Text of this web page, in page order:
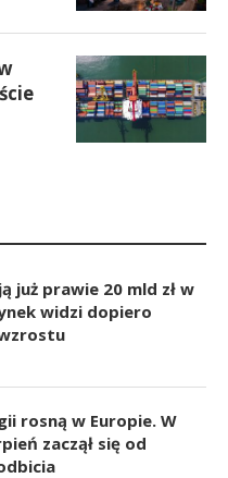
już prawie 20 mld zł w
widzi dopiero
rosną w Europie. W
zaczął się od